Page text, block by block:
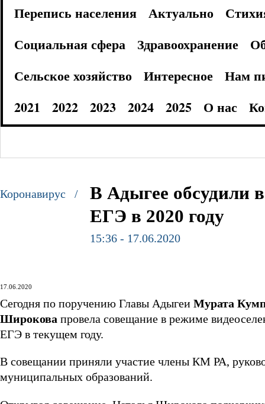
Перепись населения
Актуально
Социальная сфера
Здравоохранение
Сельское хозяйство
Интересное
Нам
2021
2022 2023 2024 2025 О нас
Коронавирус /
В Адыгее обсудили
ЕГЭ в 2020 году
15:36 - 17.06.2020
17.06.2020
Сегодня по поручению Главы Адыгеи Мурата
Широкова провела совещание в режиме
ЕГЭ в текущем году.
В совещании приняли участие члены КМ РА,
муниципальных образований.